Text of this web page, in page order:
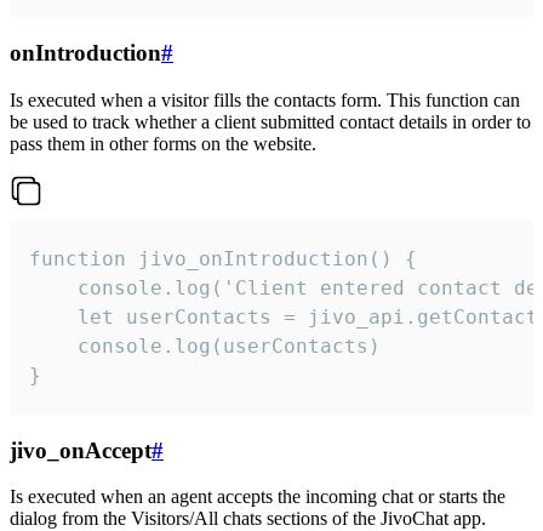
onIntroduction#
Is executed when a visitor fills the contacts form. This function can
be used to track whether a client submitted contact details in order to
pass them in other forms on the website.
function jivo_onIntroduction() {
console.log('Client entered contact
let userContacts =
    console.log(userContacts)
}
jivo_onAccept#
Is executed when an agent accepts the incoming chat or starts the
dialog from the Visitors/All chats sections of the JivoChat app.